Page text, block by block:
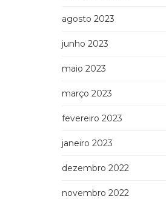
agosto 2023
junho 2023
maio 2023
março 2023
fevereiro 2023
janeiro 2023
dezembro 2022
novembro 2022